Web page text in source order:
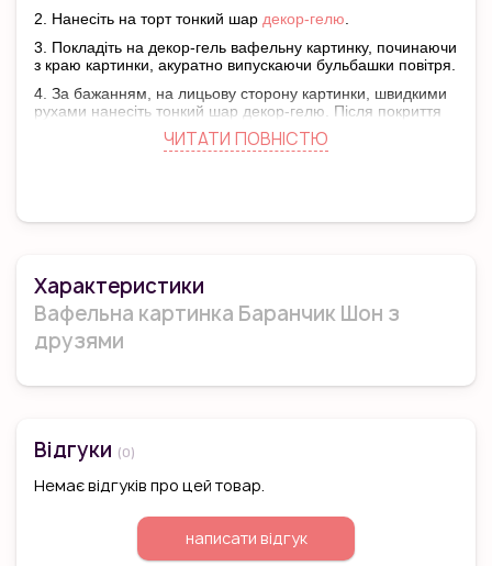
2. Нанесіть на торт тонкий шар декор-гелю
3. Покладіть на декор-гель вафельну картинку, починаючи
з краю картинки, акуратно випускаючи бульбашки повітря.
4. За бажанням, на лицьову сторону картинки, швидкими
рухами нанесіть тонкий шар декор-гелю. Після покриття
картинки гелем - кольори стають яскравішими, а картинка
ЧИТАТИ ПОВНIСТЮ
Характеристики
Вафельна картинка Баранчик Шон з
друзями
Відгуки (0)
Немає відгуків про цей товар.
написати відгук